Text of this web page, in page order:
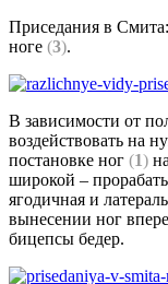
Приседания в
ноге (3).
В зависимости от
воздействовать на
постановке ног (1)
широкой –
ягодичная и
вынесении ног
бицепсы бедер.